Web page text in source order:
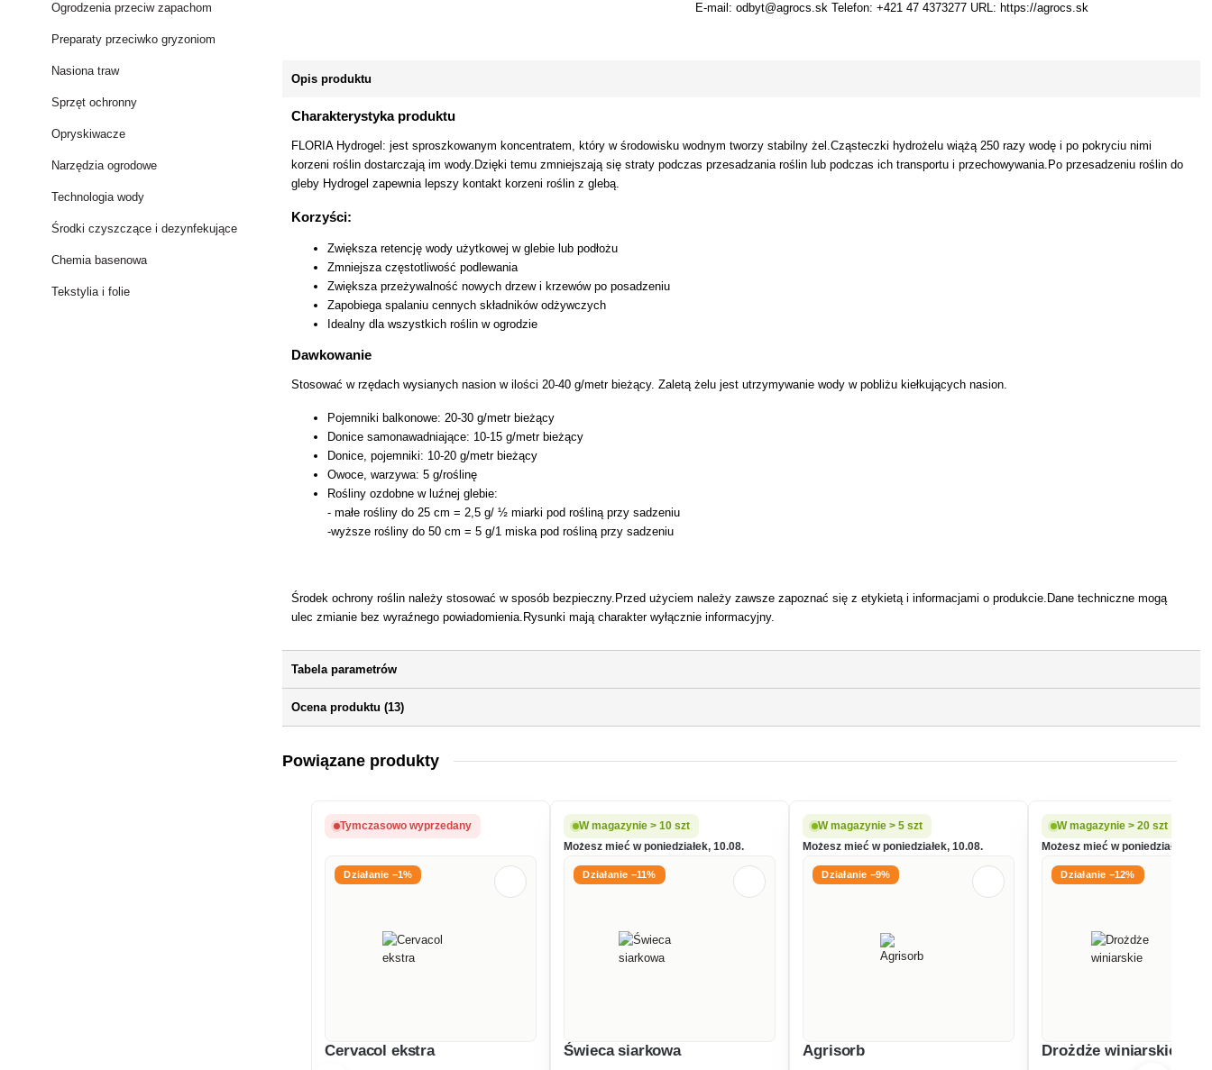
Ogrodzenia przeciw zapachom
Preparaty przeciwko gryzoniom
Nasiona traw
Sprzęt ochronny
Opryskiwacze
Narzędzia ogrodowe
Technologia wody
Środki czyszczące i dezynfekujące
Chemia basenowa
Tekstylia i folie
E-mail: odbyt@agrocs.sk Telefon: +421 47 4373277 URL: https://agrocs.sk
Opis produktu
Charakterystyka produktu
FLORIA Hydrogel: jest sproszkowanym koncentratem, który w środowisku wodnym tworzy stabilny żel.Cząsteczki hydrożelu wiążą 250 razy wodę i po pokryciu nimi
korzeni roślin dostarczają im wody.Dzięki temu zmniejszają się straty podczas przesadzania roślin lub podczas ich transportu i przechowywania.Po przesadzeniu roślin do
gleby Hydrogel zapewnia lepszy kontakt korzeni roślin z glebą.
Korzyści:
Zwiększa retencję wody użytkowej w glebie lub podłożu
Zmniejsza częstotliwość podlewania
Zwiększa przeżywalność nowych drzew i krzewów po posadzeniu
Zapobiega spalaniu cennych składników odżywczych
Idealny dla wszystkich roślin w ogrodzie
Dawkowanie
Stosować w rzędach wysianych nasion w ilości 20-40 g/metr bieżący. Zaletą żelu jest utrzymywanie wody w pobliżu kiełkujących nasion.
Pojemniki balkonowe: 20-30 g/metr bieżący
Donice samonawadniające: 10-15 g/metr bieżący
Donice, pojemniki: 10-20 g/metr bieżący
Owoce, warzywa: 5 g/roślinę
Rośliny ozdobne w luźnej glebie:
- małe rośliny do 25 cm = 2,5 g/ ½ miarki pod rośliną przy sadzeniu
-wyższe rośliny do 50 cm = 5 g/1 miska pod rośliną przy sadzeniu
Środek ochrony roślin należy stosować w sposób bezpieczny.Przed użyciem należy zawsze zapoznać się z etykietą i informacjami o produkcie.Dane techniczne mogą
ulec zmianie bez wyraźnego powiadomienia.Rysunki mają charakter wyłącznie informacyjny.
Tabela parametrów
Ocena produktu (13)
Powiązane produkty
Tymczasowo wyprzedany
Działanie −1%
Cervacol ekstra
W magazynie > 10 szt
Możesz mieć w poniedziałek, 10.08.
Działanie −11%
Świeca siarkowa
W magazynie > 5 szt
Możesz mieć w poniedziałek, 10.08.
Działanie −9%
Agrisorb
W magazynie > 20 szt
Możesz mieć w poniedziałek,
Działanie −12%
Drożdże winiarskie